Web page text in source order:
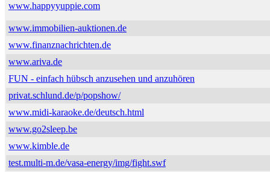
www.happyyuppie.com
www.immobilien-auktionen.de
www.finanznachrichten.de
www.ariva.de
FUN - einfach hübsch anzusehen und anzuhören
privat.schlund.de/p/popshow/
www.midi-karaoke.de/deutsch.html
www.go2sleep.be
www.kimble.de
test.multi-m.de/vasa-energy/img/fight.swf